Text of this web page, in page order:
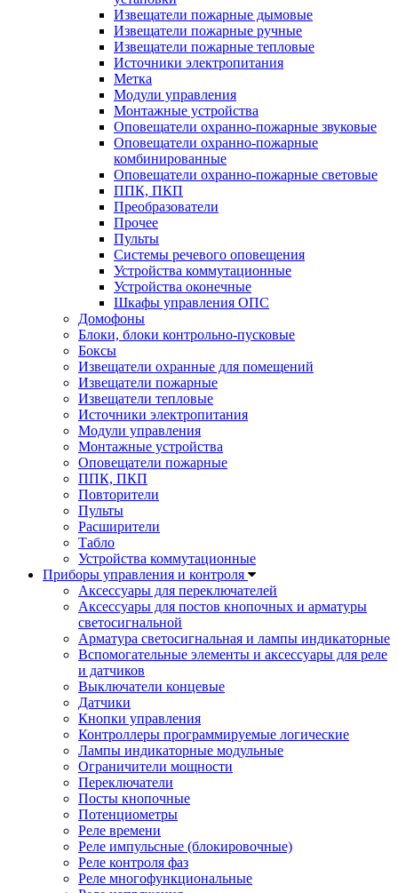
Извещатели пожарные дымовые
Извещатели пожарные ручные
Извещатели пожарные тепловые
Источники электропитания
Метка
Модули управления
Монтажные устройства
Оповещатели охранно-пожарные звуковые
Оповещатели охранно-пожарные
комбинированные
Оповещатели охранно-пожарные световые
ППК, ПКП
Преобразователи
Прочее
Пульты
Системы речевого оповещения
Устройства коммутационные
Устройства оконечные
Шкафы управления ОПС
Домофоны
Блоки, блоки контрольно-пусковые
Боксы
Извещатели охранные для помещений
Извещатели пожарные
Извещатели тепловые
Источники электропитания
Модули управления
Монтажные устройства
Оповещатели пожарные
ППК, ПКП
Повторители
Пульты
Расширители
Табло
Устройства коммутационные
Приборы управления и контроля
Аксессуары для переключателей
Аксессуары для постов кнопочных и арматуры
светосигнальной
Арматура светосигнальная и лампы индикаторные
Вспомогательные элементы и аксессуары для реле
и датчиков
Выключатели концевые
Датчики
Кнопки управления
Контроллеры программируемые логические
Лампы индикаторные модульные
Ограничители мощности
Переключатели
Посты кнопочные
Потенциометры
Реле времени
Реле импульсные (блокировочные)
Реле контроля фаз
Реле многофункциональные